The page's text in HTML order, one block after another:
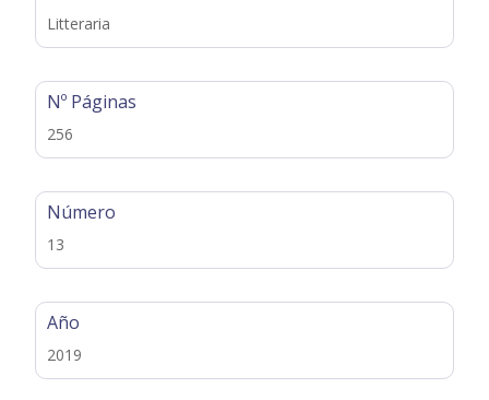
Litteraria
Nº Páginas
256
Número
13
Año
2019